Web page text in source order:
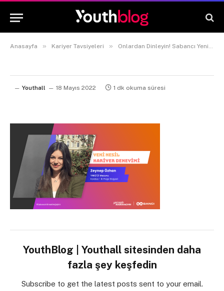
Anasayfa » Kariyer Tavsiyeleri » Onlardan Dinleyin! Sabancı Yeni Nesil Kariyer Deneyimi Mezunlarının Deneyimleri
Youthall 18 Mayıs 2022 1 dk okuma süresi
YouthBlog | Youthall sitesinden daha
fazla şey keşfedin
Subscribe to get the latest posts sent to your email.